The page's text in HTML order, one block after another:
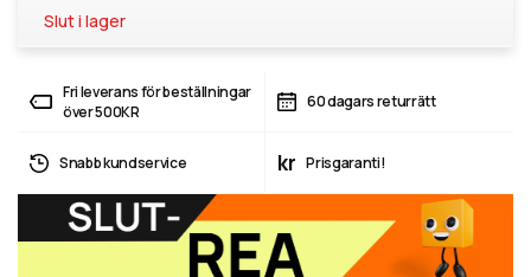
Slut i lager
Fri leverans för beställningar
över 500KR
60 dagars returrätt
Snabb kundservice kr Prisgaranti!